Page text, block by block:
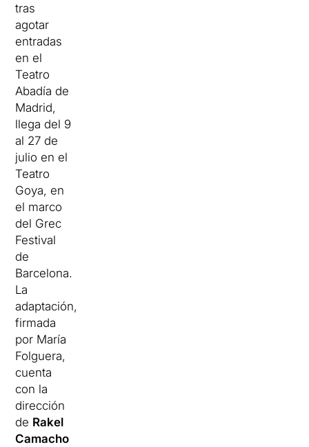
tras
agotar
entradas
en el
Teatro
Abadía de
Madrid,
llega del 9
al 27 de
julio en el
Teatro
Goya, en
el marco
del Grec
Festival
de
Barcelona.
La
adaptación,
firmada
por María
Folguera,
cuenta
con la
dirección
de Rakel
Camacho